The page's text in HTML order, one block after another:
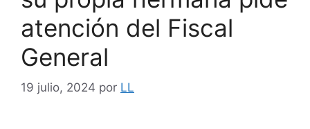
atención del Fiscal
General
19 julio, 2024 por LL